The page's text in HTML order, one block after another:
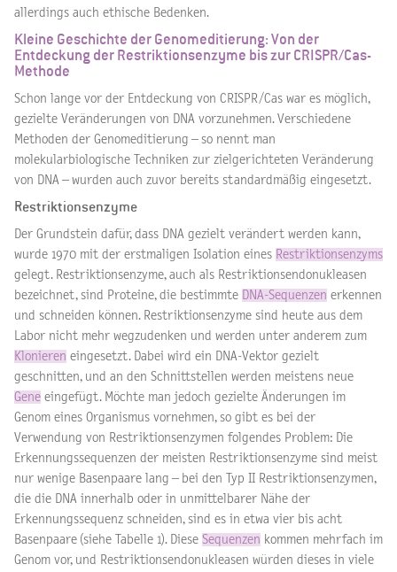
allerdings auch ethische Bedenken.
Kleine Geschichte der Genomeditierung: Von der
Entdeckung der Restriktionsenzyme bis zur CRISPR/Cas-
Methode
Schon lange vor der Entdeckung von CRISPR/Cas war es möglich,
gezielte Veränderungen von DNA vorzunehmen. Verschiedene
Methoden der Genomeditierung – so nennt man
molekularbiologische Techniken zur zielgerichteten Veränderung
von DNA – wurden auch zuvor bereits standardmäßig eingesetzt.
Restriktionsenzyme
Der Grundstein dafür, dass DNA gezielt verändert werden kann,
wurde 1970 mit der erstmaligen Isolation eines Restriktionsenzyms
gelegt. Restriktionsenzyme, auch als Restriktionsendonukleasen
bezeichnet, sind Proteine, die bestimmte DNA-Sequenzen erkennen
und schneiden können. Restriktionsenzyme sind heute aus dem
Labor nicht mehr wegzudenken und werden unter anderem zum
Klonieren eingesetzt. Dabei wird ein DNA-Vektor gezielt
geschnitten, und an den Schnittstellen werden meistens neue
Gene eingefügt. Möchte man jedoch gezielte Änderungen im
Genom eines Organismus vornehmen, so gibt es bei der
Verwendung von Restriktionsenzymen folgendes Problem: Die
Erkennungssequenzen der meisten Restriktionsenzyme sind meist
nur wenige Basenpaare lang – bei den Typ II Restriktionsenzymen,
die die DNA innerhalb oder in unmittelbarer Nähe der
Erkennungssequenz schneiden, sind es in etwa vier bis acht
Basenpaare (siehe Tabelle 1). Diese Sequenzen kommen mehrfach im
Genom vor, und Restriktionsendonukleasen würden dieses in viele